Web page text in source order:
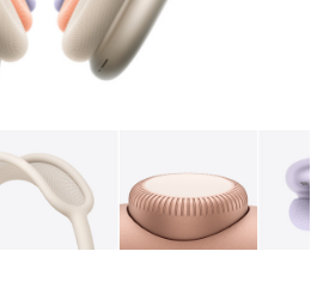
图库 图像 图库 图像